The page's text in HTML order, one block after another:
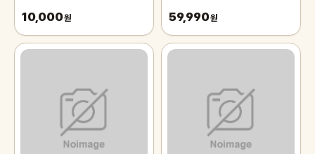
10,000원 59,990원